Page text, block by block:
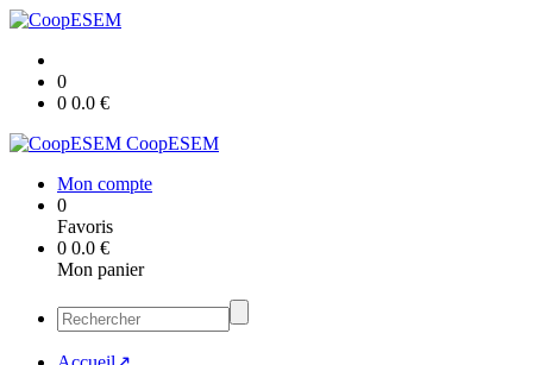
0
0 0.0 €
CoopESEM
Mon compte
0
Favoris
0 0.0 €
Mon panier